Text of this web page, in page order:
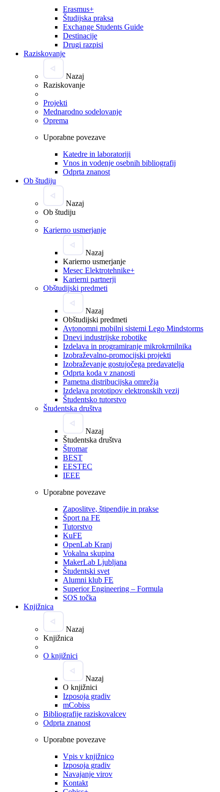
Erasmus+
Študijska praksa
Exchange Students Guide
Destinacije
Drugi razpisi
Raziskovanje
Nazaj
Raziskovanje
Projekti
Mednarodno sodelovanje
Oprema
Uporabne povezave
Katedre in laboratoriji
Vnos in vodenje osebnih bibliografij
Odprta znanost
Ob študiju
Nazaj
Ob študiju
Karierno usmerjanje
Nazaj
Karierno usmerjanje
Mesec Elektrotehnike+
Karierni partnerji
Obštudijski predmeti
Nazaj
Obštudijski predmeti
Avtonomni mobilni sistemi Lego Mindstorms
Dnevi industrijske robotike
Izdelava in programiranje mikrokrmilnika
Izobraževalno-promocijski projekti
Izobraževanje gostujočega predavatelja
Odprta koda v znanosti
Pametna distribucijska omrežja
Izdelava prototipov elektronskih vezij
Študentsko tutorstvo
Študentska društva
Nazaj
Študentska društva
Štromar
BEST
EESTEC
IEEE
Uporabne povezave
Zaposlitve, štipendije in prakse
Šport na FE
Tutorstvo
KuFE
OpenLab Kranj
Vokalna skupina
MakerLab Ljubljana
Študentski svet
Alumni klub FE
Superior Engineering – Formula
SOS točka
Knjižnica
Nazaj
Knjižnica
O knjižnici
Nazaj
O knjižnici
Izposoja gradiv
mCobiss
Bibliografije raziskovalcev
Odprta znanost
Uporabne povezave
Vpis v knjižnico
Izposoja gradiv
Navajanje virov
Kontakt